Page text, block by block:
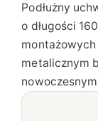
B
R
A
V
Podłużny
o długości
montażowych
metalicznym